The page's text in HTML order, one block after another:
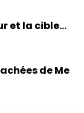
et la cible…
de Me